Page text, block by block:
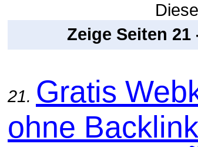
Zeige Seiten 21
21. Gratis
ohne